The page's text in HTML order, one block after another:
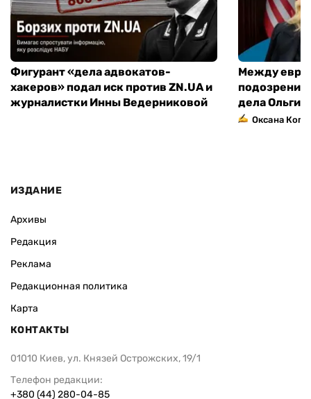
Фигурант «дела адвокатов-
хакеров» подал иск против ZN.UA и
журналистки Инны Ведерниковой
Между
дела Ольги
Оксана
ИЗДАНИЕ
Архивы
Редакция
Реклама
Редакционная политика
Карта
КОНТАКТЫ
01010 Киев, ул. Князей Острожских, 19/1
Телефон редакции:
+380 (44) 280-04-85